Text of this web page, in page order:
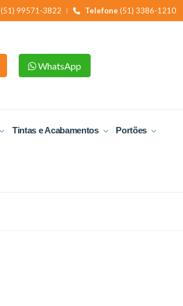
(51) 99571-3822 Telefone (51) 3386-1210
WhatsApp
Tintas e Acabamentos Portões